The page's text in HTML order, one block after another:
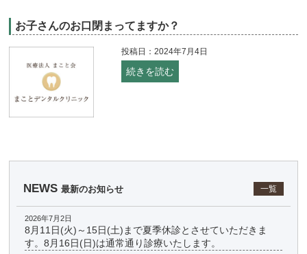
お子さんのお口閉まってますか？
投稿日：2024年7月4日
続きを読む
NEWS 最新のお知らせ 一覧
2026年7月2日
8月11日(火)～15日(土)まで夏季休診とさせていただきま
す。8月16日(日)は通常通り診療いたします。